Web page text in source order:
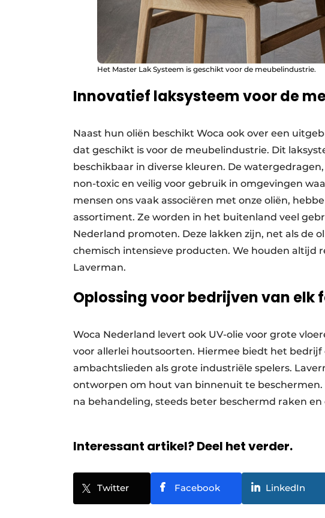
Het Master Lak Systeem is geschikt voor de meubelindustrie.
Innovatief laksysteem voor de
Naast hun oliën beschikt Woca ook over een
dat geschikt is voor de meubelindustrie. Dit
beschikbaar in diverse kleuren. De
non-toxic en veilig voor gebruik in omgevingen
mensen ons vaak associëren met onze oliën,
assortiment. Ze worden in het buitenland veel
Nederland promoten. Deze lakken zijn, net als de
chemisch intensieve producten. We houden altijd
Laverman.
Oplossing voor bedrijven van elk
Woca Nederland levert ook UV-olie voor grote
voor allerlei houtsoorten. Hiermee biedt het
ambachtslieden als grote industriële spelers.
ontworpen om hout van binnenuit te
na behandeling, steeds beter beschermd raken
Interessant artikel? Deel het verder.
Twitter Facebook LinkedIn